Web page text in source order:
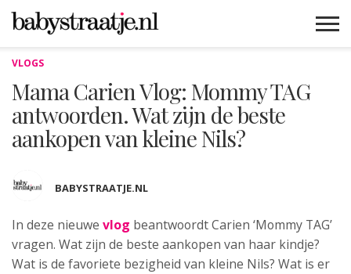
VLOGS
Mama Carien Vlog: Mommy TAG
antwoorden. Wat zijn de beste
aankopen van kleine Nils?
BABYSTRAATJE.NL
In deze nieuwe vlog beantwoordt Carien ‘Mommy TAG’
vragen. Wat zijn de beste aankopen van haar kindje?
Wat is de favoriete bezigheid van kleine Nils? Wat is er